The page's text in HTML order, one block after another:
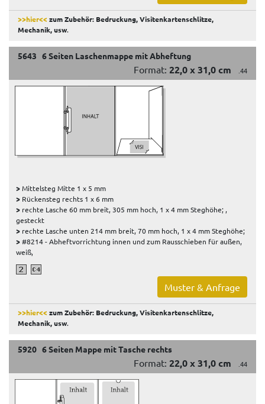
>>hier<<zum Zubehör: Bedruckung, Visitenkartenschlitze,
Mechanik, usw.
5643 6 Seiten Laschenmappe mit Abheftung
Format: 22,0 x 31,0 cm .44
>Mittelsteg Mitte 1 x 5 mm
> Rückensteg rechts 1 x 6 mm
> rechte Lasche 60 mm breit, 305 mm hoch, 1 x 4 mm Steghöhe; ,
gesteckt
> rechte Lasche unten 214 mm breit, 70 mm hoch, 1 x 4 mm Steghöhe;
>#8214 - Abheftvorrichtung innen und zum Rausschieben für außen,
weiß,
Muster & Anfrage
>>hier<<zum Zubehör: Bedruckung, Visitenkartenschlitze,
Mechanik, usw.
5920 6 Seiten Mappe mit Tasche rechts
Format: 22,0 x 31,0 cm .44